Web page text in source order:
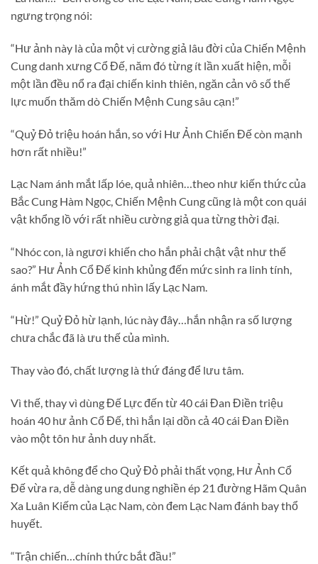
ngưng trọng nói:
“Hư ảnh này là của một vị cường giả lâu đời của Chiến Mệnh
Cung danh xưng Cổ Đế, năm đó từng ít lần xuất hiện, mỗi
một lần đều nổ ra đại chiến kinh thiên, ngăn cản vô số thế
lực muốn thăm dò Chiến Mệnh Cung sâu cạn!”
“Quỷ Đỏ triệu hoán hắn, so với Hư Ảnh Chiến Đế còn mạnh
hơn rất nhiều!”
Lạc Nam ánh mắt lấp lóe, quả nhiên…theo như kiến thức của
Bắc Cung Hàm Ngọc, Chiến Mệnh Cung cũng là một con quái
vật khổng lồ với rất nhiều cường giả qua từng thời đại.
“Nhóc con, là ngươi khiến cho hắn phải chật vật như thế
sao?” Hư Ảnh Cổ Đế kinh khủng đến mức sinh ra linh tính,
ánh mắt đầy hứng thú nhìn lấy Lạc Nam.
“Hừ!” Quỷ Đỏ hừ lạnh, lúc này đây…hắn nhận ra số lượng
chưa chắc đã là ưu thế của mình.
Thay vào đó, chất lượng là thứ đáng để lưu tâm.
Vì thế, thay vì dùng Đế Lực đến từ 40 cái Đan Điền triệu
hoán 40 hư ảnh Cổ Đế, thì hắn lại dồn cả 40 cái Đan Điền
vào một tôn hư ảnh duy nhất.
Kết quả không để cho Quỷ Đỏ phải thất vọng, Hư Ảnh Cổ
Đế vừa ra, dễ dàng ung dung nghiền ép 21 đường Hãm Quân
Xa Luân Kiếm của Lạc Nam, còn đem Lạc Nam đánh bay thổ
huyết.
“Trận chiến…chính thức bắt đầu!”